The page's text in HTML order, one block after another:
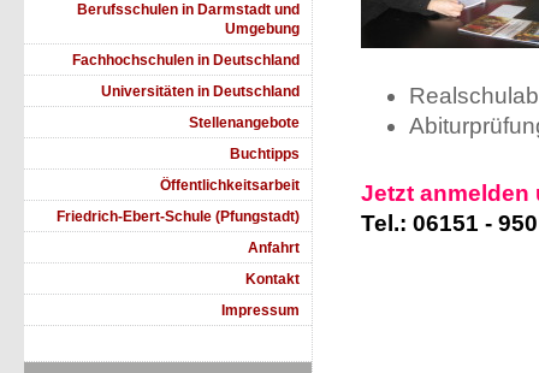
Jetzt anmelden
Tel.: 06151 -
Berufsschulen in Darmstadt und
Umgebung
Fachhochschulen in Deutschland
Universitäten in Deutschland
Stellenangebote
Buchtipps
Öffentlichkeitsarbeit
Friedrich-Ebert-Schule (Pfungstadt)
Anfahrt
Kontakt
Impressum